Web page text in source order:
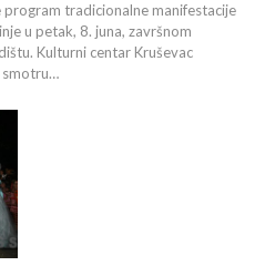
tradicionalne manifestacije
u petak, 8. juna, završnom
Kulturni centar Kruševac
smotru…